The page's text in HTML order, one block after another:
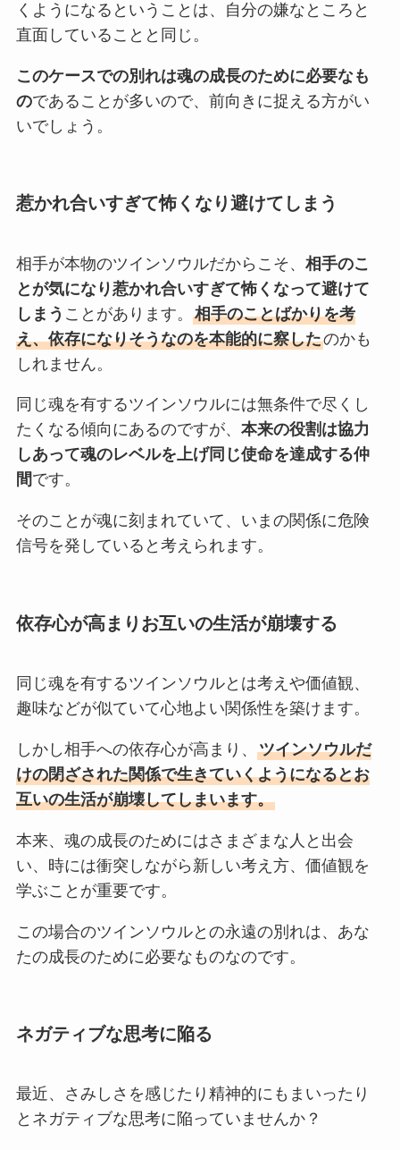
くようになるということは、自分の嫌なところと
直面していることと同じ。
このケースでの別れは魂の成長のために必要なも
のであることが多いので、前向きに捉える方がい
いでしょう。
惹かれ合いすぎて怖くなり避けてしまう
相手が本物のツインソウルだからこそ、 相手のこ
とが気になり惹かれ合いすぎて怖くなって避けて
しまう ことがあります。 相手のことばかりを考
え、依存になりそうなのを本能的に察したのかも
しれません。
同じ魂を有するツインソウルには無条件で尽くし
たくなる傾向にあるのですが、 本来の役割は協力
しあって魂のレベルを上げ同じ使命を達成する仲
間です。
そのことが魂に刻まれていて、いまの関係に危険
信号を発していると考えられます。
依存心が高まりお互いの生活が崩壊する
同じ魂を有するツインソウルとは考えや価値観、
趣味などが似ていて心地よい関係性を築けます。
しかし相手への依存心が高まり、 ツインソウルだ
けの閉ざされた関係で生きていくようになるとお
互いの生活が崩壊してしまいます。
本来、魂の成長のためにはさまざまな人と出会
い、時には衝突しながら新しい考え方、価値観を
学ぶことが重要です。
この場合のツインソウルとの永遠の別れは、あな
たの成長のために必要なものなのです。
ネガティブな思考に陥る
最近、さみしさを感じたり精神的にもまいったり
とネガティブな思考に陥っていませんか？